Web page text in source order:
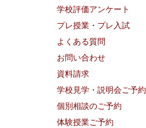
学校評価アンケート
プレ授業・プレ入試
よくある質問
お問い合わせ
資料請求
学校見学・説明会ご予約
個別相談のご予約
体験授業ご予約